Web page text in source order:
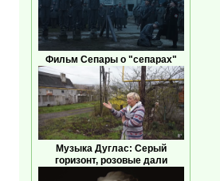
Фильм Сепары о "сепарах"
Музыка Дуглас: Серый
горизонт, розовые дали